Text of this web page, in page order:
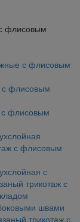
флисовым
с флисовым
флисовым
флисовым
с флисовым
с
трикотаж с
швами
трикотаж с